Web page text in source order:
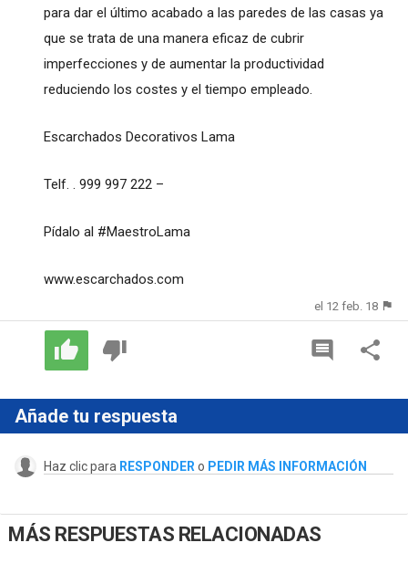
para dar el último acabado a las paredes de las casas ya
que se trata de una manera eficaz de cubrir
imperfecciones y de aumentar la productividad
reduciendo los costes y el tiempo empleado.
Escarchados Decorativos Lama
Telf. . 999 997 222 –
Pídalo al #MaestroLama
www.escarchados.com
el 12 feb. 18
Añade tu respuesta
Haz clic para RESPONDER o PEDIR MÁS INFORMACIÓN
MÁS RESPUESTAS RELACIONADAS